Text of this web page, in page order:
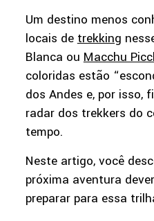
Um destino menos
locais de trekking
Blanca ou Macchu
coloridas estão
dos Andes e, por isso,
radar dos trekkers do
tempo.
Neste artigo, você
próxima aventura
preparar para essa